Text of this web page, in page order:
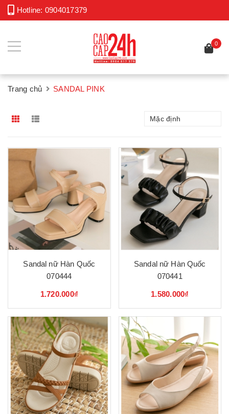
Hotline: 0904017379
0
Trang chủ SANDAL PINK
Mặc định
Sandal nữ Hàn Quốc
070444
1.720.000₫
Sandal nữ Hàn Quốc
070441
1.580.000₫